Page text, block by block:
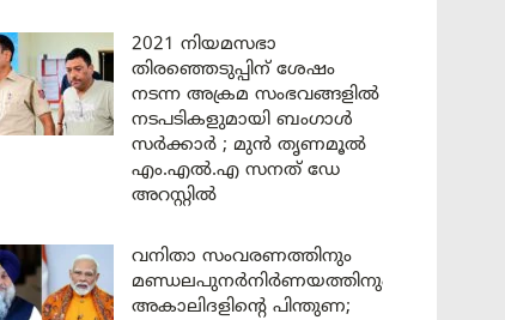
2021 നിയമസഭാ
തിരഞ്ഞെടുപ്പിന് ശേഷം
നടന്ന അക്രമ സംഭവങ്ങളിൽ
നടപടികളുമായി ബംഗാൾ
സർക്കാർ ; മുൻ തൃണമൂൽ
എം.എൽ.എ സനത് ഡേ
അറസ്റ്റിൽ
വനിതാ സംവരണത്തിനും
മണ്ഡലപുനർനിർണയത്തിനും
അകാലിദളിന്റെ പിന്തുണ;